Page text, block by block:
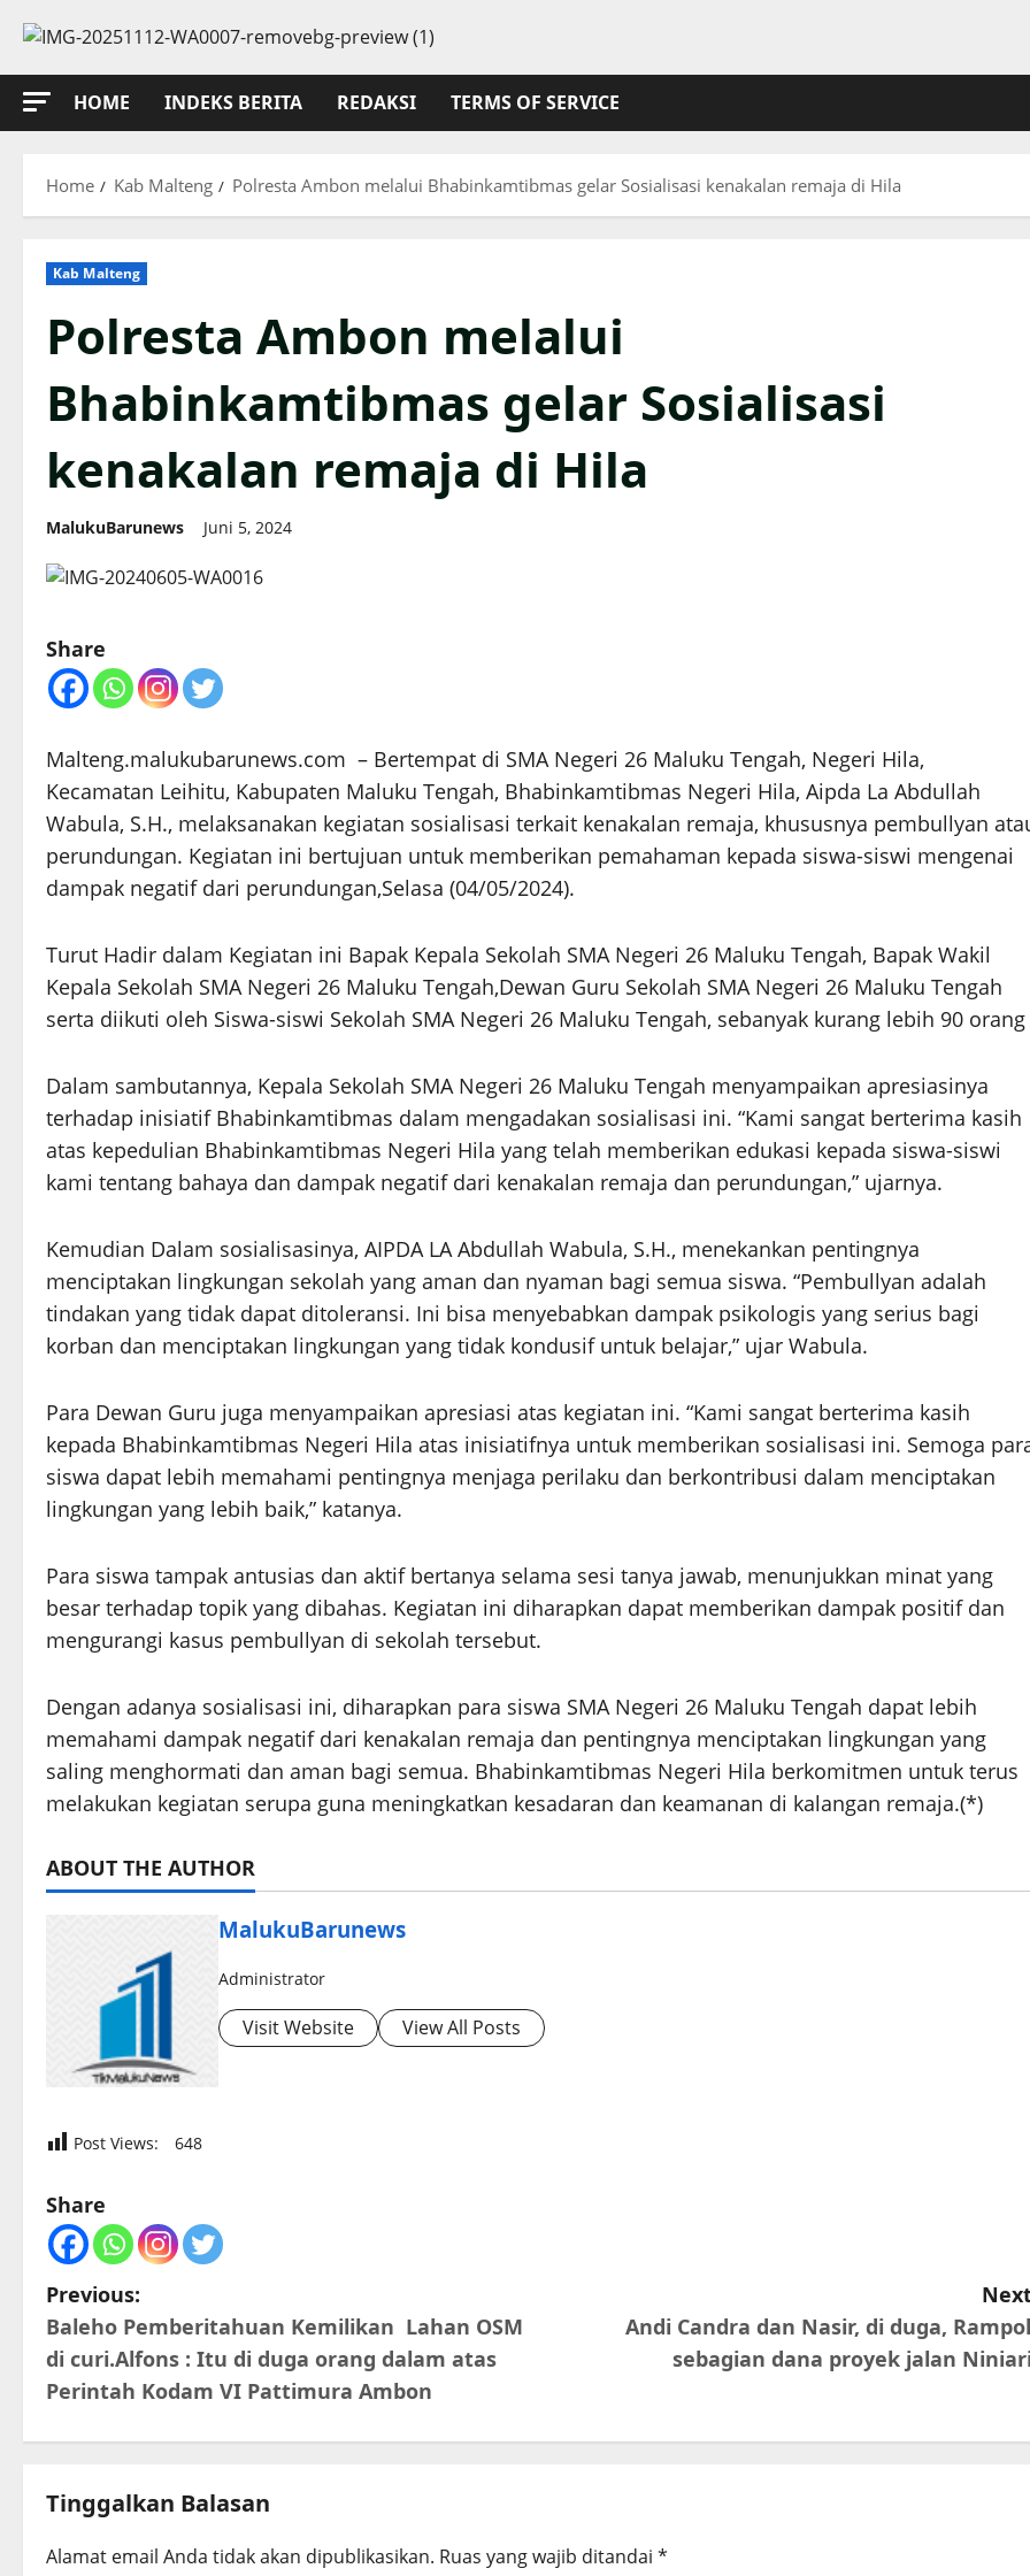
content
HOME
INDEKS BERITA REDAKSI TERMS OF SERVICE
Home Kab Malteng Polresta Ambon melalui Bhabinkamtibmas gelar Sosialisasi kenakalan remaja di Hila
Kab Malteng
Polresta Ambon melalui
Bhabinkamtibmas gelar Sosialisasi
kenakalan remaja di Hila
MalukuBarunews Juni 5, 2024
Share
Malteng.malukubarunews.com – Bertempat di SMA Negeri 26 Maluku Tengah, Negeri Hila,
Kecamatan Leihitu, Kabupaten Maluku Tengah, Bhabinkamtibmas Negeri Hila, Aipda La Abdullah
Wabula, S.H., melaksanakan kegiatan sosialisasi terkait kenakalan remaja, khususnya pembullyan
perundungan. Kegiatan ini bertujuan untuk memberikan pemahaman kepada siswa-siswi mengenai
dampak negatif dari perundungan,Selasa (04/05/2024).
Turut Hadir dalam Kegiatan ini Bapak Kepala Sekolah SMA Negeri 26 Maluku Tengah, Bapak Wakil
Kepala Sekolah SMA Negeri 26 Maluku Tengah,Dewan Guru Sekolah SMA Negeri 26 Maluku Tengah
serta diikuti oleh Siswa-siswi Sekolah SMA Negeri 26 Maluku Tengah, sebanyak kurang lebih 90 orang
Dalam sambutannya, Kepala Sekolah SMA Negeri 26 Maluku Tengah menyampaikan apresiasinya
terhadap inisiatif Bhabinkamtibmas dalam mengadakan sosialisasi ini. “Kami sangat berterima kasih
atas kepedulian Bhabinkamtibmas Negeri Hila yang telah memberikan edukasi kepada siswa-siswi
kami tentang bahaya dan dampak negatif dari kenakalan remaja dan perundungan,” ujarnya.
Kemudian Dalam sosialisasinya, AIPDA LA Abdullah Wabula, S.H., menekankan pentingnya
menciptakan lingkungan sekolah yang aman dan nyaman bagi semua siswa. “Pembullyan adalah
tindakan yang tidak dapat ditoleransi. Ini bisa menyebabkan dampak psikologis yang serius bagi
korban dan menciptakan lingkungan yang tidak kondusif untuk belajar,” ujar Wabula.
Para Dewan Guru juga menyampaikan apresiasi atas kegiatan ini. “Kami sangat berterima kasih
kepada Bhabinkamtibmas Negeri Hila atas inisiatifnya untuk memberikan sosialisasi ini. Semoga
siswa dapat lebih memahami pentingnya menjaga perilaku dan berkontribusi dalam menciptakan
lingkungan yang lebih baik,” katanya.
Para siswa tampak antusias dan aktif bertanya selama sesi tanya jawab, menunjukkan minat yang
besar terhadap topik yang dibahas. Kegiatan ini diharapkan dapat memberikan dampak positif dan
mengurangi kasus pembullyan di sekolah tersebut.
Dengan adanya sosialisasi ini, diharapkan para siswa SMA Negeri 26 Maluku Tengah dapat lebih
memahami dampak negatif dari kenakalan remaja dan pentingnya menciptakan lingkungan yang
saling menghormati dan aman bagi semua. Bhabinkamtibmas Negeri Hila berkomitmen untuk terus
melakukan kegiatan serupa guna meningkatkan kesadaran dan keamanan di kalangan remaja.(*)
ABOUT THE AUTHOR
MalukuBarunews
Administrator
Visit Website View All Posts
Post Views: 648
Share
P
o
s
a
v
Previous:
Baleho Pemberitahuan Kemilikan Lahan OSM
di curi.Alfons : Itu di duga orang dalam atas
Perintah Kodam VI Pattimura Ambon
Andi Candra dan Nasir, di duga,
sebagian dana proyek jalan
Tinggalkan Balasan
Alamat email Anda tidak akan dipublikasikan. Ruas yang wajib ditandai *